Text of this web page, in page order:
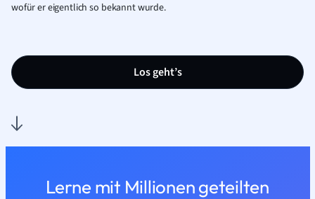
wofür er eigentlich so bekannt wurde.
Los geht’s
Lerne mit Millionen geteilten